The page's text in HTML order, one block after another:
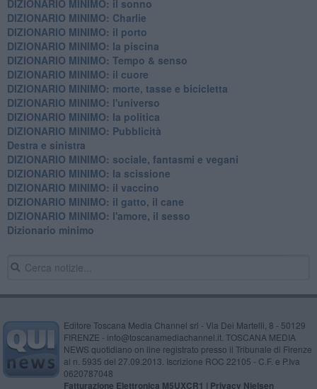
DIZIONARIO MINIMO: il sonno
DIZIONARIO MINIMO: Charlie
DIZIONARIO MINIMO: il porto
DIZIONARIO MINIMO: la piscina
DIZIONARIO MINIMO: Tempo & senso
DIZIONARIO MINIMO: il cuore
DIZIONARIO MINIMO: morte, tasse e bicicletta
DIZIONARIO MINIMO: l'universo
DIZIONARIO MINIMO: la politica
DIZIONARIO MINIMO: Pubblicità
Destra e sinistra
DIZIONARIO MINIMO: sociale, fantasmi e vegani
DIZIONARIO MINIMO: la scissione
DIZIONARIO MINIMO: il vaccino
DIZIONARIO MINIMO: il gatto, il cane
DIZIONARIO MINIMO: l'amore, il sesso
Dizionario minimo
Editore Toscana Media Channel srl - Via Dei Martelli, 8 - 50129
FIRENZE - info@toscanamediachannel.it. TOSCANA MEDIA
NEWS quotidiano on line registrato presso il Tribunale di Firenze
al n. 5935 del 27.09.2013. Iscrizione ROC 22105 - C.F. e P.Iva
0620787048
Fatturazione Elettronica M5UXCR1 | Privacy Nielsen